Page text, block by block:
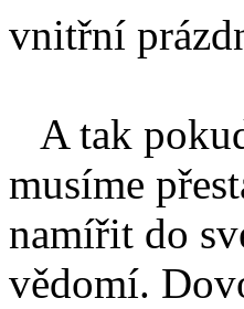
vnitřní
A tak
musíme
namířit do
vědomí.